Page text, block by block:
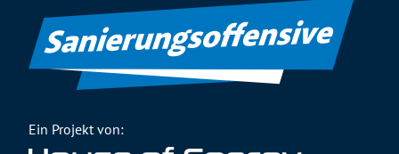
Ein Projekt von: